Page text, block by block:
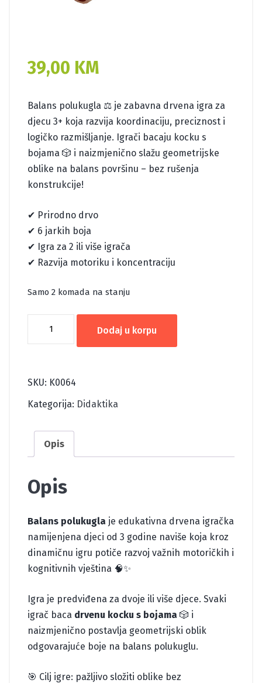
39,00 KM
Balans polukugla ⚖️ je zabavna drvena igra za
djecu 3+ koja razvija koordinaciju, preciznost i
logičko razmišljanje. Igrači bacaju kocku s
bojama 🎲 i naizmjenično slažu geometrijske
oblike na balans površinu – bez rušenja
konstrukcije!
✔ Prirodno drvo
✔ 6 jarkih boja
✔ Igra za 2 ili više igrača
✔ Razvija motoriku i koncentraciju
Samo 2 komada na stanju
Dodaj u korpu
SKU: K0064
Kategorija: Didaktika
Opis
Opis
Balans polukugla je edukativna drvena igračka
namijenjena djeci od 3 godine naviše koja kroz
dinamičnu igru potiče razvoj važnih motoričkih i
kognitivnih vještina 🧠✨
Igra je predviđena za dvoje ili više djece. Svaki
igrač baca drvenu kocku s bojama 🎲 i
naizmjenično postavlja geometrijski oblik
odgovarajuće boje na balans polukuglu.
🎯 Cilj igre: pažljivo složiti oblike bez